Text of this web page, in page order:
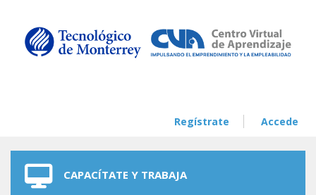
Regístrate Accede
CAPACÍTATE Y TRABAJA